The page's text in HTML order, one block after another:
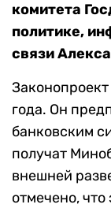
комитета
политике,
связи
года. Он
банковским
получат
внешней
отмечено, что